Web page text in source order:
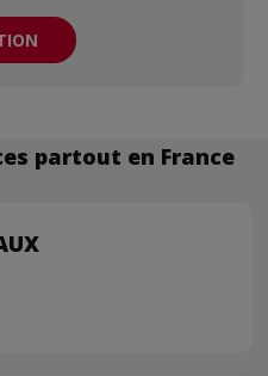
partout en France